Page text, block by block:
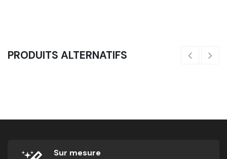
PRODUITS ALTERNATIFS
Sur mesure